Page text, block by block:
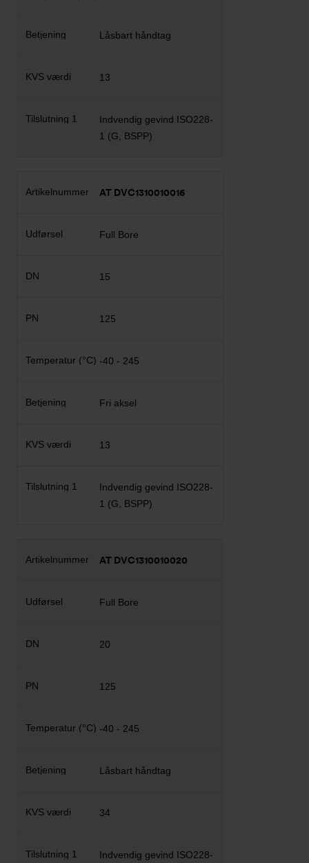
Låsbart håndtag
13
Indvendig gevind ISO228-
1 (G, BSPP)
AT DVC1310010016
Full Bore
15
125
-40 - 245
Fri aksel
13
Indvendig gevind ISO228-
1 (G, BSPP)
AT DVC1310010020
Full Bore
20
125
-40 - 245
Låsbart håndtag
34
Indvendig gevind ISO228-